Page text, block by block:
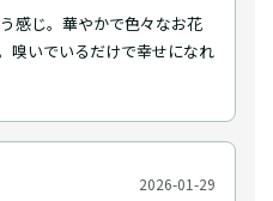
感じ。華やかで色々なお花
嗅いでいるだけで幸せになれ
2026-01-29